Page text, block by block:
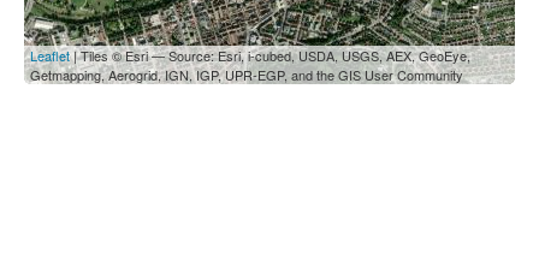
Leaflet| Tiles © Esri — Source: Esri, i-cubed, USDA, USGS, AEX, GeoEye,
Getmapping, Aerogrid, IGN, IGP, UPR-EGP, and the GIS User Community